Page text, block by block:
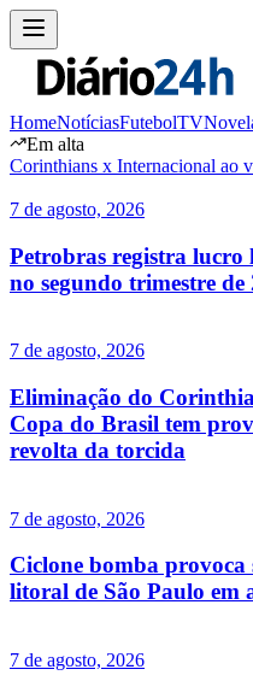
HomeNotíciasFutebolTV
Em alta
Corinthians x Internacional ao
7 de agosto, 2026
Petrobras registra lucro
no segundo trimestre de
7 de agosto, 2026
Eliminação do
Copa do Brasil tem
revolta da torcida
7 de agosto, 2026
Ciclone bomba provoca
litoral de São Paulo em
7 de agosto, 2026